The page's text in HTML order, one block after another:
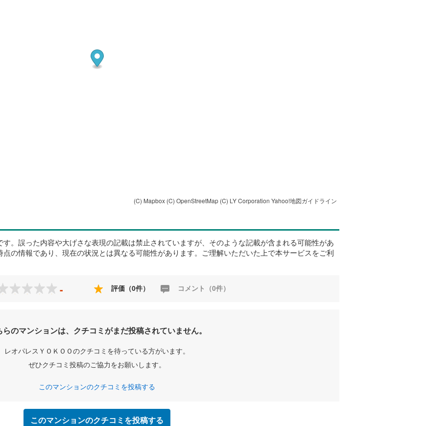
(C) Mapbox (C) OpenStreetMap (C) LY Corporation Yahoo!地図ガイドライン
。誤った内容や大げさな表現の記載は禁止されていますが、そのような記載が含まれる可能性があ
の情報であり、現在の状況とは異なる可能性があります。ご理解いただいた上で本サービスをご利
- 評価（0件） コメント（0件）
らのマンションは、クチコミがまだ投稿されていません。
レオパレスＹＯＫＯＯのクチコミを待っている方がいます。
ぜひクチコミ投稿のご協力をお願いします。
このマンションのクチコミを投稿する
このマンションのクチコミを投稿する